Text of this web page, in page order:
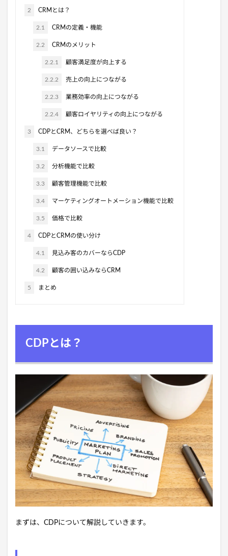
2 CRMとは？
2.1 CRMの定義・機能
2.2 CRMのメリット
2.2.1 顧客満足度が向上する
2.2.2 売上の向上につながる
2.2.3 業務効率の向上につながる
2.2.4 顧客ロイヤリティの向上につながる
3 CDPとCRM、どちらを選べば良い？
3.1 データソースで比較
3.2 分析機能で比較
3.3 顧客管理機能で比較
3.4 マーケティングオートメーション機能で比較
3.5 価格で比較
4 CDPとCRMの使い分け
4.1 見込み客のカバーならCDP
4.2 顧客の囲い込みならCRM
5 まとめ
CDPとは？
まずは、CDPについて解説していきます。